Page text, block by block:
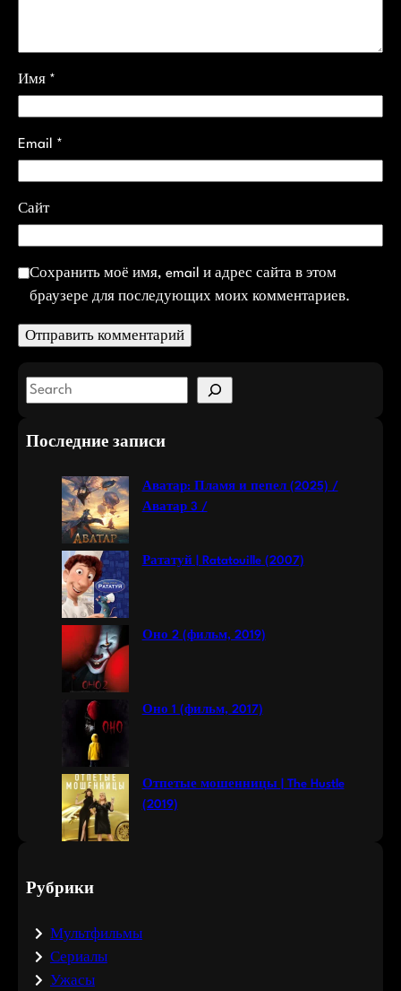
Имя *
Email *
Сайт
Сохранить моё имя, email и адрес сайта в этом
браузере для последующих моих комментариев.
S
a
Последние записи
Аватар: Пламя и пепел (2025) /
Аватар 3 /
Рататуй | Ratatouille (2007)
Оно 2 (фильм, 2019)
Оно 1 (фильм, 2017)
Отпетые мошенницы | The Hustle
(2019)
Рубрики
Мультфильмы
Сериалы
Ужасы